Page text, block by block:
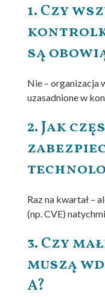
1. Czy
kontrolki
są
Nie – organizacja
uzasadnione w
2. Jak
Raz na kwartał –
(np. CVE)
3. Czy
muszą
A?